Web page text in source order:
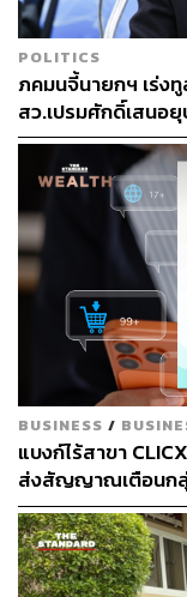
สามารถติดต
ผ่านแอปพลิเคชันต่
TAGS: G-Token
ธ
ธีระชัย ภูวน
สักกะภพ พัน
POLITICS
ภคมนจี้นายกฯ เร่ง
สว.เปรมศักดิ์เสนอ
BUSINESS /
แบงก์ไร้สาขา
ส่งสัญญาณเตือนกลุ่
เตรียมดำเนินคดีเด็